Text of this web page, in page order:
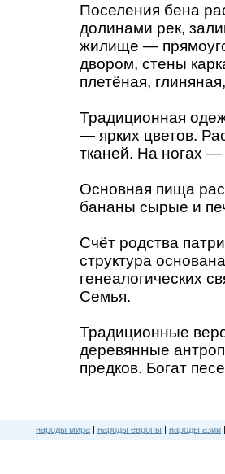
Поселения бена
долинами рек,
жилище —
двором, стены
плетёная,
Традиционная
— ярких цветов.
тканей. На ногах
Основная пища
бананы сырые и
Счёт родства
структура
генеалогических
Семья.
Традиционные
деревянные
предков. Богат
народы мира | народы европы | народы азии